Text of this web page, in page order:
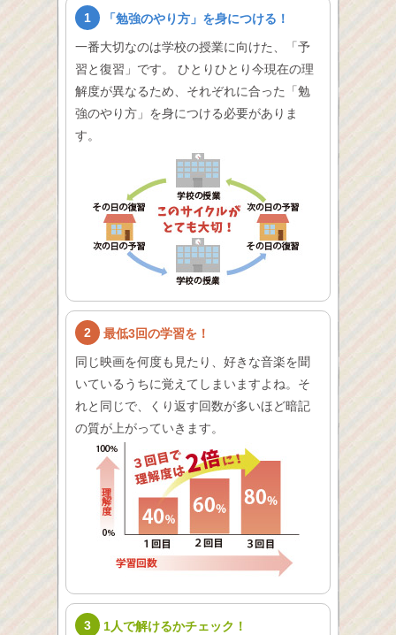
1
「勉強のやり方」を身につける！
一番大切なのは学校の授業に向けた、「予
習と復習」です。 ひとりひとり今現在の理
解度が異なるため、それぞれに合った「勉
強のやり方」を身につける必要がありま
す。
2
最低3回の学習を！
同じ映画を何度も見たり、好きな音楽を聞
いているうちに覚えてしまいますよね。そ
れと同じで、くり返す回数が多いほど暗記
の質が上がっていきます。
3
1人で解けるかチェック！